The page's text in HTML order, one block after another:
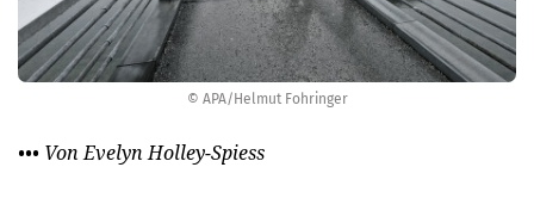
© APA/Helmut Fohringer
••• Von Evelyn Holley-Spiess